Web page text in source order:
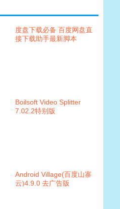
度盘下载必备 百度网盘直
接下载助手最新脚本
Boilsoft Video Splitter
7.02.2特别版
Android Village(百度山寨
云)4.9.0 去广告版